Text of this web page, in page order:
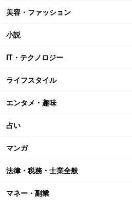
美容・ファッション
小説
IT・テクノロジー
ライフスタイル
エンタメ・趣味
占い
マンガ
法律・税務・士業全般
マネー・副業